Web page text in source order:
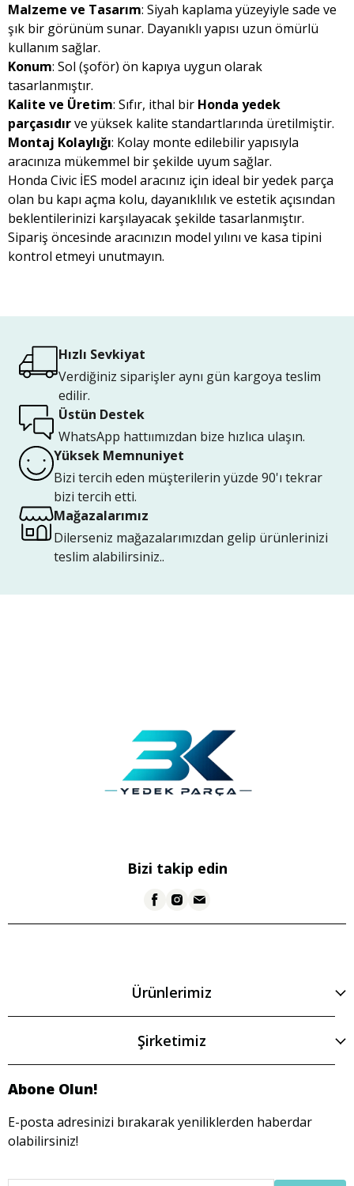
Malzeme ve Tasarım: Siyah kaplama yüzeyiyle sade ve
şık bir görünüm sunar. Dayanıklı yapısı uzun ömürlü
kullanım sağlar.
Konum: Sol (şoför) ön kapıya uygun olarak
tasarlanmıştır.
Kalite ve Üretim: Sıfır, ithal bir Honda yedek
parçasıdırve yüksek kalite standartlarında üretilmiştir.
Montaj Kolaylığı: Kolay monte edilebilir yapısıyla
aracınıza mükemmel bir şekilde uyum sağlar.
Honda Civic İES model aracınız için ideal bir yedek parça
olan bu kapı açma kolu, dayanıklılık ve estetik açısından
beklentilerinizi karşılayacak şekilde tasarlanmıştır.
Sipariş öncesinde aracınızın model yılını ve kasa tipini
kontrol etmeyi unutmayın.
Hızlı Sevkiyat
Verdiğiniz siparişler aynı gün kargoya teslim
edilir.
Üstün Destek
WhatsApp hattıımızdan bize hızlıca ulaşın.
Yüksek Memnuniyet
Bizi tercih eden müşterilerin yüzde 90'ı tekrar
bizi tercih etti.
Mağazalarımız
Dilerseniz mağazalarımızdan gelip ürünlerinizi
teslim alabilirsiniz..
Bizi takip edin
Ürünlerimiz
Şirketimiz
Abone Olun!
E-posta adresinizi bırakarak yeniliklerden haberdar
olabilirsiniz!